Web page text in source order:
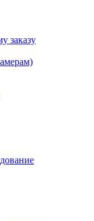
заказу